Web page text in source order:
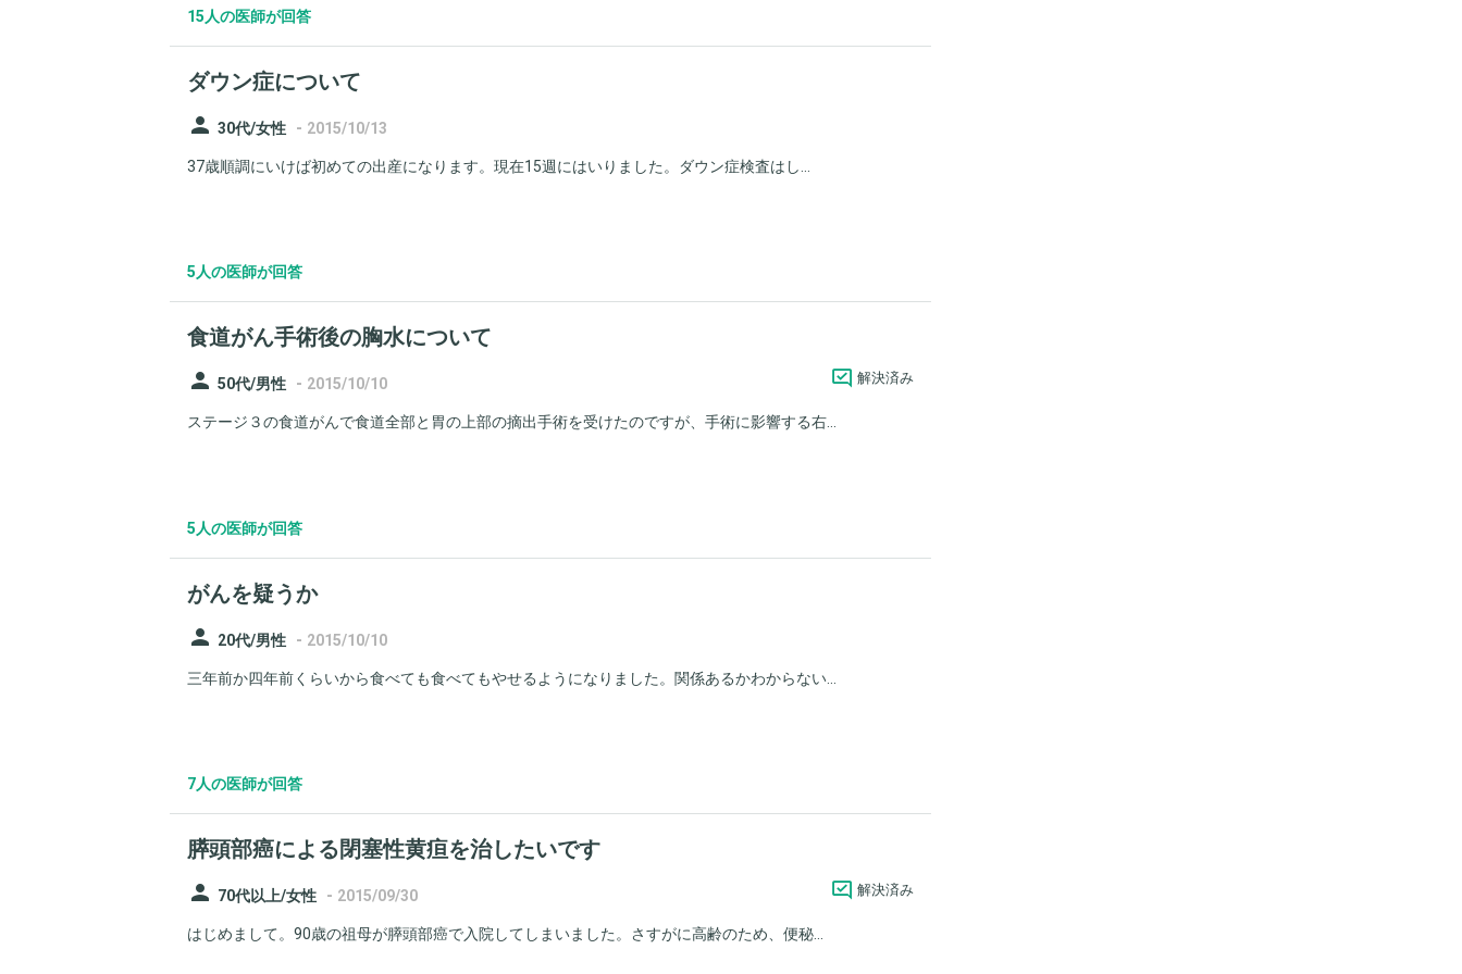
15人の医師が回答
ダウン症について
person 30代/女性 - 2015/10/13
37歳順調にいけば初めての出産になります。現在15週にはいりました。ダウン症検査はし...
5人の医師が回答
食道がん手術後の胸水について
person 50代/男性 - 2015/10/10 解決済み
ステージ３の食道がんで食道全部と胃の上部の摘出手術を受けたのですが、手術に影響する右...
5人の医師が回答
がんを疑うか
person 20代/男性 - 2015/10/10
三年前か四年前くらいから食べても食べてもやせるようになりました。関係あるかわからない...
7人の医師が回答
膵頭部癌による閉塞性黄疸を治したいです
person 70代以上/女性 - 2015/09/30 解決済み
はじめまして。90歳の祖母が膵頭部癌で入院してしまいました。さすがに高齢のため、便秘...